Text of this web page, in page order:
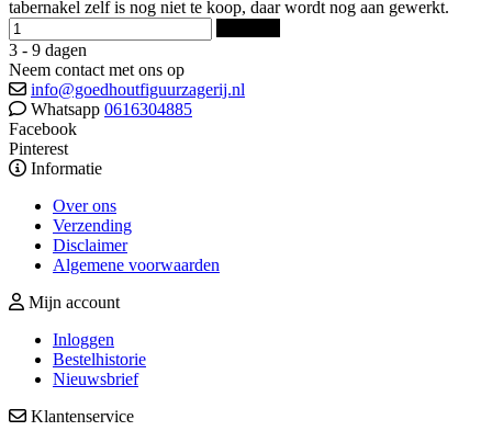
tabernakel zelf is nog niet te koop, daar wordt nog aan gewerkt.
3 - 9 dagen
Neem contact met ons op
info@goedhoutfiguurzagerij.nl
Whatsapp 0616304885
Facebook
Pinterest
Informatie
Over ons
Verzending
Disclaimer
Algemene voorwaarden
Mijn account
Inloggen
Bestelhistorie
Nieuwsbrief
Klantenservice